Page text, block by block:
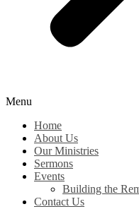
Menu
Home
About Us
Our Ministries
Sermons
Events
Building the
Contact Us